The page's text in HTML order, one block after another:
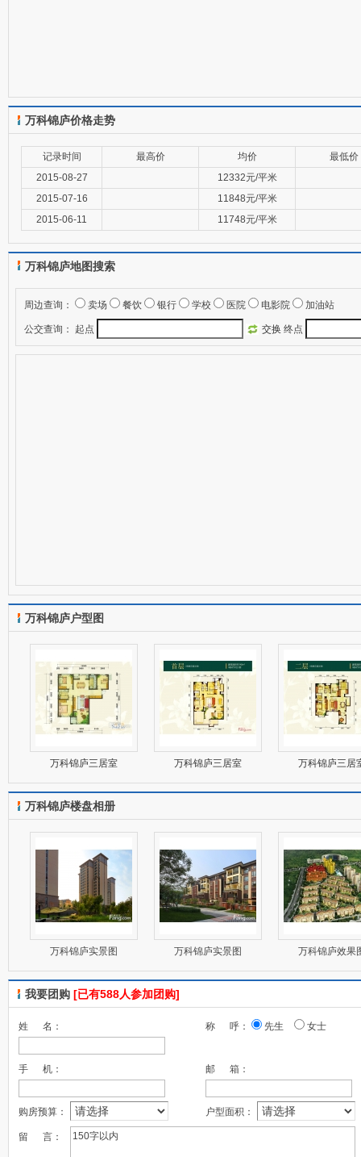
万科锦庐价格走势
记录时间 最高价 均价
最低价
2015-08-27
12332元/平米
2015-07-16
11848元/平米
2015-06-11
11748元/平米
万科锦庐地图搜索
周边查询： 卖场 餐饮 银行 学校 医院 电影院 加油站
公交查询： 起点 交换 终点
万科锦庐户型图
万科锦庐三居室 万科锦庐三居室 万科锦庐三居
万科锦庐楼盘相册
万科锦庐实景图 万科锦庐实景图 万科锦庐效果
我要团购 [已有588人参加团购]
姓 名： 称 呼： 先生 女士
手 机： 邮 箱：
购房预算： 户型面积：
留 言：